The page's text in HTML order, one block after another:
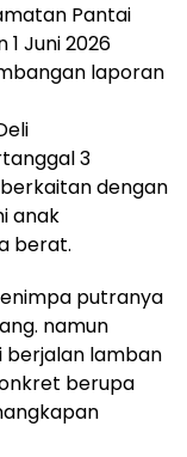
Pantai
Juni 2026
laporan
3
dengan
anak
berat.
putranya
namun
berjalan lamban
berupa